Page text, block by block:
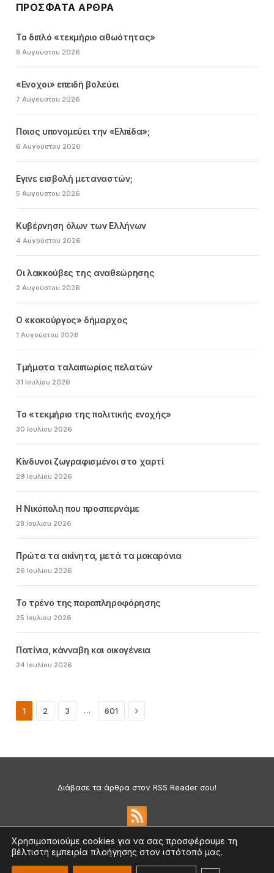
ΠΡΌΣΦΑΤΑ ΆΡΘΡΑ
Το διπλό «τεκμήριο αθωότητας»
8 Αυγούστου 2026
«Ενοχοι» επειδή βολεύει
7 Αυγούστου 2026
Ποιος υπονομεύει την «Ελπίδα»;
6 Αυγούστου 2026
Εγινε εισβολή μεταναστών;
5 Αυγούστου 2026
Κυβέρνηση όλων των Ελλήνων
4 Αυγούστου 2026
Οι λακκούβες της αναθεώρησης
2 Αυγούστου 2026
Ο «κακούργος» δήμαρχος
1 Αυγούστου 2026
Τμήματα ταλαιπωρίας πελατών
31 Ιουλίου 2026
Το «τεκμήριο της πολιτικής ενοχής»
30 Ιουλίου 2026
Κίνδυνοι ζωγραφισμένοι στο χαρτί
29 Ιουλίου 2026
Η Νικόπολη που προσπερνάμε
28 Ιουλίου 2026
Πρώτα τα ακίνητα, μετά τα μακαρόνια
26 Ιουλίου 2026
Το τρένο της παραπληροφόρησης
25 Ιουλίου 2026
Πατίνια, κάνναβη και οικογένεια
24 Ιουλίου 2026
1 2 3 … 601 Next
Διάβασε τα άρθρα στον RSS Reader σου!
Πολιτική Απορρήτου & Cookies
©2026 medium.gr | Designed & Supported bynat.ad
Χρησιμοποιούμε cookies για να σας προσφέρουμε τη
βέλτιστη εμπειρία πλοήγησης στον ιστότοπό μας.